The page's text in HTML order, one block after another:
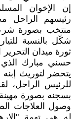
إن الإخوان
رئيسهم الراحل
منتخب بصورة
شكّل بالنسبة
ثورة ميدان
حسني مبارك
يتحضر لتوريث
للرئيس الراحل،
بسجنه بصورة
وصول العلاجات